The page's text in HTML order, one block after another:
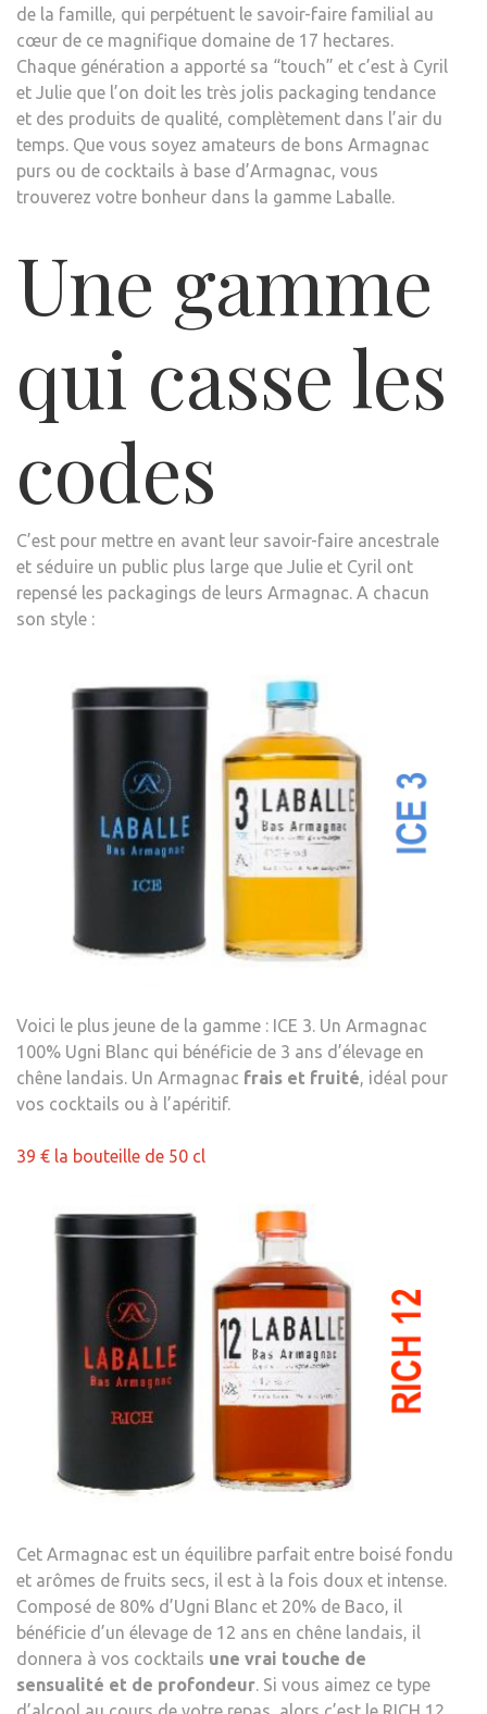
de la famille, qui perpétuent le savoir-faire familial au
cœur de ce magnifique domaine de 17 hectares.
Chaque génération a apporté sa “touch” et c’est à Cyril
et Julie que l’on doit les très jolis packaging tendance
et des produits de qualité, complètement dans l’air du
temps. Que vous soyez amateurs de bons Armagnac
purs ou de cocktails à base d’Armagnac, vous
trouverez votre bonheur dans la gamme Laballe.
Une gamme
qui casse les
codes
C’est pour mettre en avant leur savoir-faire ancestrale
et séduire un public plus large que Julie et Cyril ont
repensé les packagings de leurs Armagnac. A chacun
son style :
Voici le plus jeune de la gamme : ICE 3. Un Armagnac
100% Ugni Blanc qui bénéficie de 3 ans d’élevage en
chêne landais. Un Armagnac frais et fruité , idéal pour
vos cocktails ou à l’apéritif.
39 € la bouteille de 50 cl
Cet Armagnac est un équilibre parfait entre boisé fondu
et arômes de fruits secs, il est à la fois doux et intense.
Composé de 80% d’Ugni Blanc et 20% de Baco, il
bénéficie d’un élevage de 12 ans en chêne landais, il
donnera à vos cocktails une vrai touche de
sensualité et de profondeur. Si vous aimez ce type